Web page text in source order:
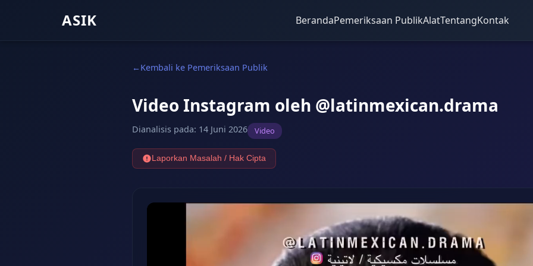
ASIK BerandaPemeriksaan PublikAlatTentangKontak
Kembali ke Pemeriksaan Publik
Video Instagram oleh @latinmexican.drama
Dianalisis pada: 14 Juni 2026 Video
Laporkan Masalah / Hak Cipta